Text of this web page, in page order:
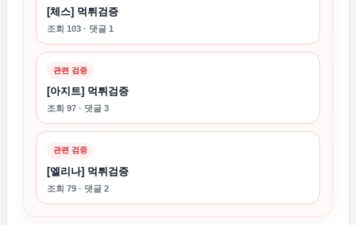
[체스] 먹튀검증
조회 103 · 댓글 1
관련 검증
[아지트] 먹튀검증
조회 97 · 댓글 3
관련 검증
[엘리나] 먹튀검증
조회 79 · 댓글 2